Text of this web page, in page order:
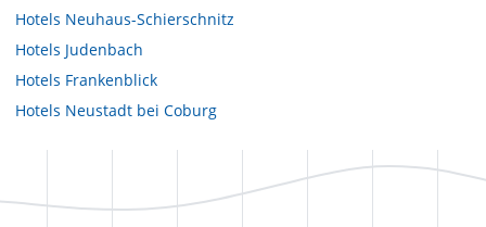
Hotels Neuhaus-Schierschnitz
Hotels Judenbach
Hotels Frankenblick
Hotels Neustadt bei Coburg